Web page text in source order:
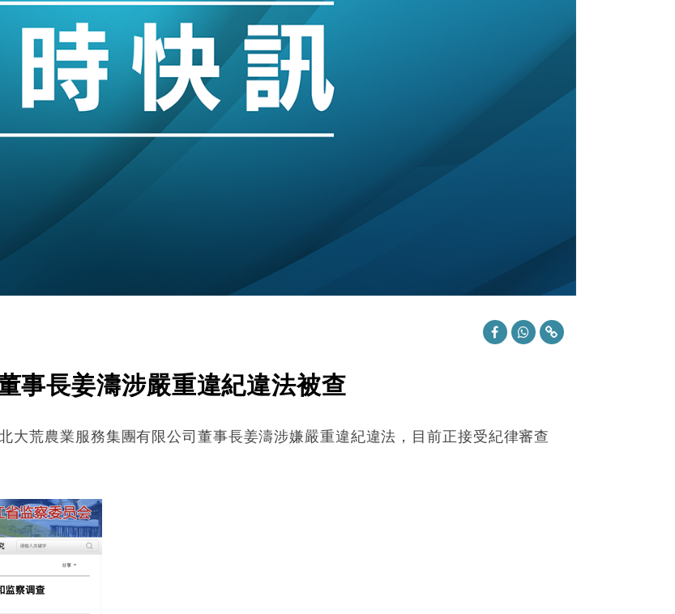
蔡德粦接任
跌勢
易順差達1125億美元
萬億日圓干預創新高
庫存緊張
上市公司
事長姜濤涉嚴重違紀違法被查
大荒農業服務集團有限公司董事長姜濤涉嫌嚴重違紀違法，目前正接受紀律審查